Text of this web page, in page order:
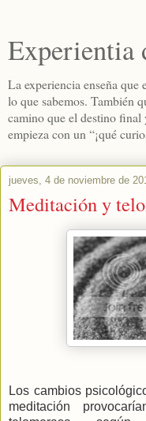
Experientia
La experiencia enseña que
lo que sabemos. También
camino que el destino
empieza con un “¡qué
jueves, 4 de noviembre de
Meditación y
Los cambios
meditación